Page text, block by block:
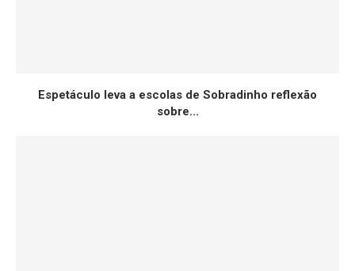
Espetáculo leva a escolas de Sobradinho reflexão
sobre...